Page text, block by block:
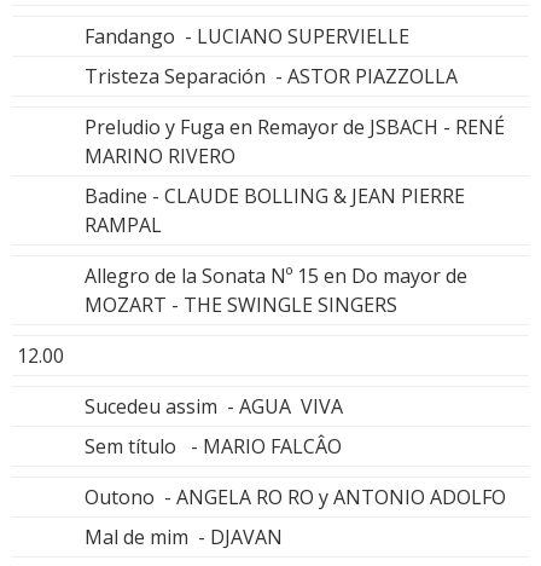
Fandango - LUCIANO SUPERVIELLE
Tristeza Separación - ASTOR PIAZZOLLA
Preludio y Fuga en Remayor de JSBACH - RENÉ
MARINO RIVERO
Badine - CLAUDE BOLLING & JEAN PIERRE
RAMPAL
Allegro de la Sonata Nº 15 en Do mayor de
MOZART - THE SWINGLE SINGERS
12.00
Sucedeu assim - AGUA VIVA
Sem título - MARIO FALCÂO
Outono - ANGELA RO RO y ANTONIO ADOLFO
Mal de mim - DJAVAN